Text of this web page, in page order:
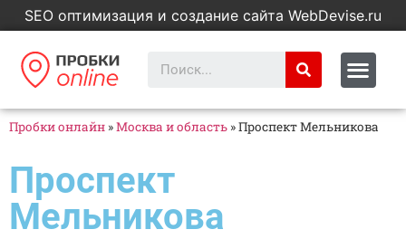
SEO оптимизация и создание сайта WebDevise.ru
Пробки онлайн »Москва и область »Проспект Мельникова
Проспект
Мельникова